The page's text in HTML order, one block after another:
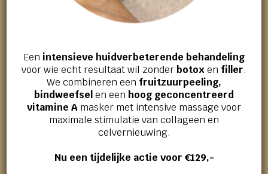
Een intensieve huidverbeterende behandeling
voor wie echt resultaat wil zonderbotox en filler.
We combineren een fruitzuurpeeling,
bindweefselen een hoog geconcentreerd
vitamine A masker met intensive massage voor
maximale stimulatie van collageen en
celvernieuwing.
Nu een tijdelijke actie voor €129,-